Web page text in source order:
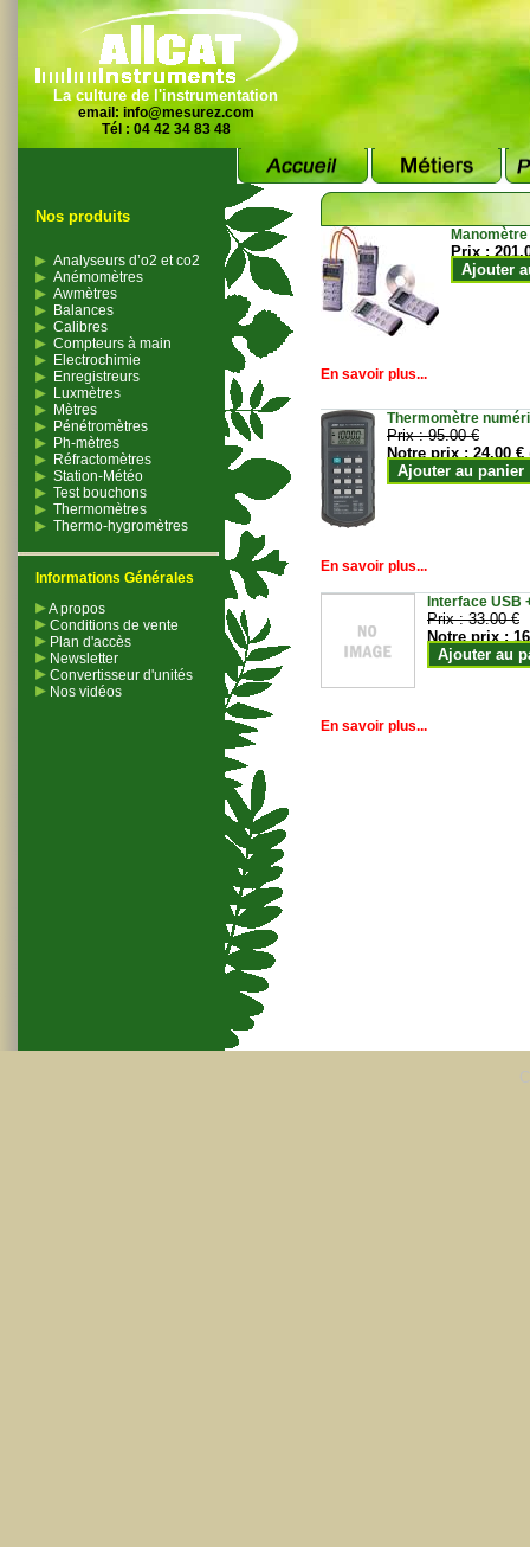
La culture de l'instrumentation
email: info@mesurez.com
Tél : 04 42 34 83 48
Nos produits
Analyseurs d’o2 et co2
Anémomètres
Awmètres
Balances
Calibres
Compteurs à main
Electrochimie
Enregistreurs
Luxmètres
Mètres
Pénétromètres
Ph-mètres
Réfractomètres
Station-Météo
Test bouchons
Thermomètres
Thermo-hygromètres
Informations Générales
A propos
Conditions de vente
Plan d'accès
Newsletter
Convertisseur d'unités
Nos vidéos
Prix :
Ajouter
En savoir plus...
Thermomètre
Prix :95.00 €
Notre prix :24.00 €
Ajouter au panier
En savoir plus...
Interface USB
Prix :33.00 €
Notre prix :
Ajouter au
En savoir plus...